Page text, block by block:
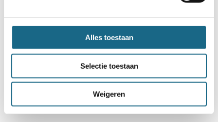
Alles toestaan
Selectie toestaan
Weigeren